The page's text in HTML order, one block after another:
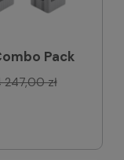
Pack
247,00 zł